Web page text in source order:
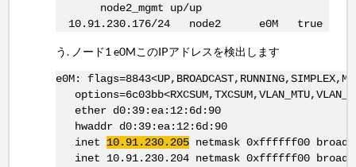
node2_mgmt up/up
10.91.230.176/24 node2 e0M true
ノード1 e0MこのIPアドレスを検出します
e0M:
ether d0:39:ea:12:6d:90
hwaddr d0:39:ea:12:6d:90
inet 10.91.230.205netmask 0xffffff00
inet 10.91.230.204 netmask 0xffffff00